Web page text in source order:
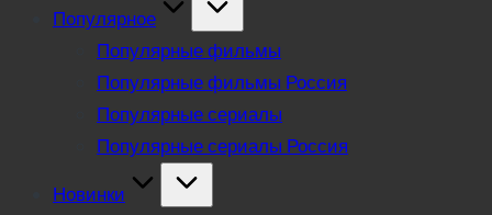
Популярное
Популярные фильмы
Популярные фильмы Россия
Популярные сериалы
Популярные сериалы Россия
Новинки